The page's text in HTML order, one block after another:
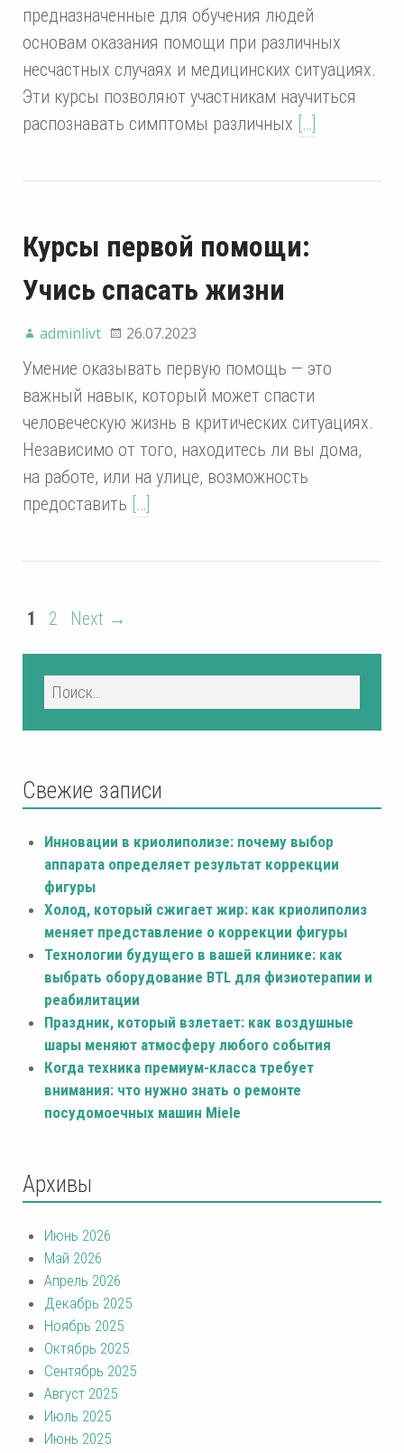
предназначенные для обучения людей
основам оказания помощи при различных
несчастных случаях и медицинских ситуациях.
Эти курсы позволяют участникам научиться
распознавать симптомы различных […]
Курсы первой помощи:
Учись спасать жизни
adminlivt 26.07.2023
Умение оказывать первую помощь — это
важный навык, который может спасти
человеческую жизнь в критических ситуациях.
Независимо от того, находитесь ли вы дома,
на работе, или на улице, возможность
предоставить […]
1 2 Next →
Свежие записи
Инновации в криолиполизе: почему выбор
аппарата определяет результат коррекции
фигуры
Холод, который сжигает жир: как криолиполиз
меняет представление о коррекции фигуры
Технологии будущего в вашей клинике: как
выбрать оборудование BTL для физиотерапии и
реабилитации
Праздник, который взлетает: как воздушные
шары меняют атмосферу любого события
Когда техника премиум-класса требует
внимания: что нужно знать о ремонте
посудомоечных машин Miele
Архивы
Июнь 2026
Май 2026
Апрель 2026
Декабрь 2025
Ноябрь 2025
Октябрь 2025
Сентябрь 2025
Август 2025
Июль 2025
Июнь 2025